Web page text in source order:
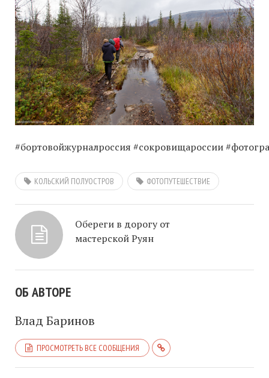
#бортовойжурналроссия #сокровищароссии
КОЛЬСКИЙ ПОЛУОСТРОВ ФОТОПУТЕШЕСТВИЕ
Обереги в дорогу от
мастерской Руян
ОБ АВТОРЕ
Влад Баринов
ПРОСМОТРЕТЬ ВСЕ СООБЩЕНИЯ